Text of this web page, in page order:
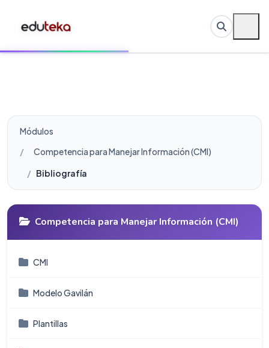
Módulos
Competencia para Manejar Información (CMI)
Bibliografía
Competencia para Manejar Información (CMI)
CMI
Modelo Gavilán
Plantillas